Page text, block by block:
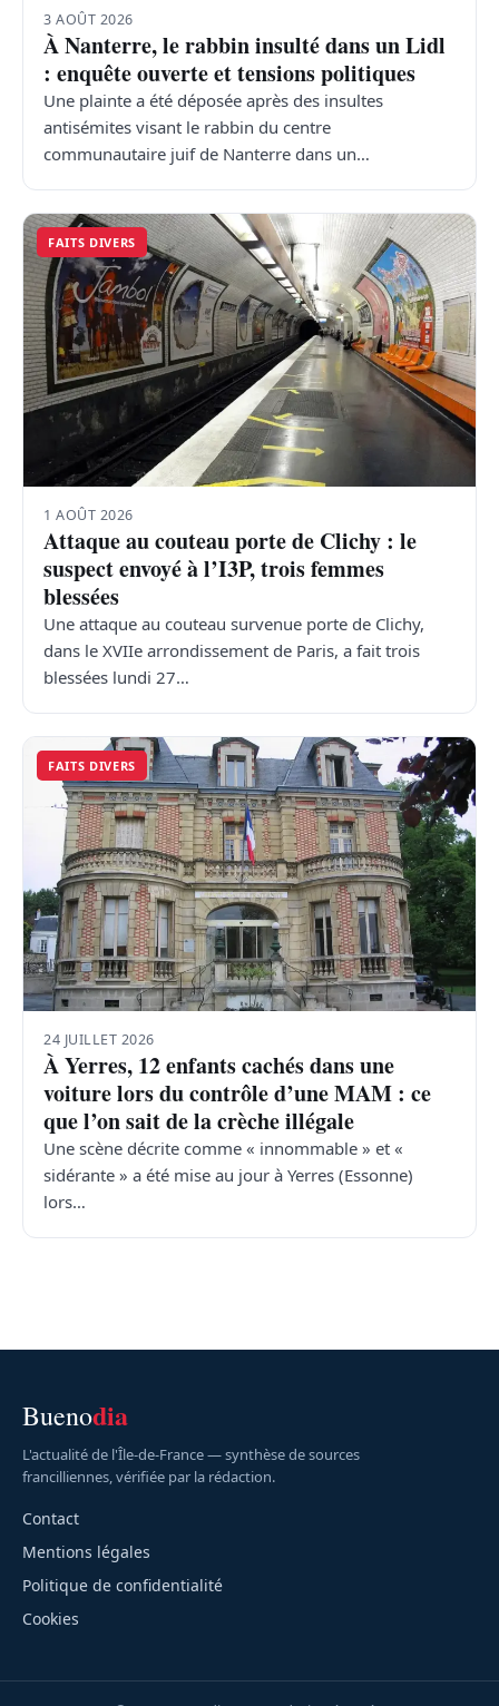
3 AOÛT 2026
À Nanterre, le rabbin insulté dans un Lidl
: enquête ouverte et tensions politiques
Une plainte a été déposée après des insultes
antisémites visant le rabbin du centre
communautaire juif de Nanterre dans un…
FAITS DIVERS
1 AOÛT 2026
Attaque au couteau porte de Clichy : le
suspect envoyé à l’I3P, trois femmes
blessées
Une attaque au couteau survenue porte de Clichy,
dans le XVIIe arrondissement de Paris, a fait trois
blessées lundi 27…
FAITS DIVERS
24 JUILLET 2026
À Yerres, 12 enfants cachés dans une
voiture lors du contrôle d’une MAM : ce
que l’on sait de la crèche illégale
Une scène décrite comme « innommable » et «
sidérante » a été mise au jour à Yerres (Essonne)
lors…
Buenodia
L'actualité de l'Île-de-France — synthèse de sources
francilliennes, vérifiée par la rédaction.
Contact
Mentions légales
Politique de confidentialité
Cookies